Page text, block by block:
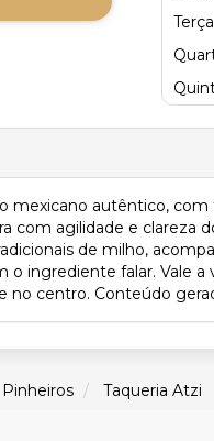
Terça
mexicano autêntico,
com agilidade e
de milho,
o ingrediente falar. Vale
centro. Conteúdo
Pinheiros Taqueria Atzi